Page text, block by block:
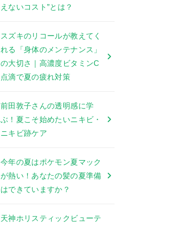
えないコスト”とは？
スズキのリコールが教えてく
れる「身体のメンテナンス」
の大切さ｜高濃度ビタミンC
点滴で夏の疲れ対策
前田敦子さんの透明感に学
ぶ！夏こそ始めたいニキビ・
ニキビ跡ケア
今年の夏はポケモン夏マック
が熱い！あなたの髪の夏準備
はできていますか？
天神ホリスティックビューテ